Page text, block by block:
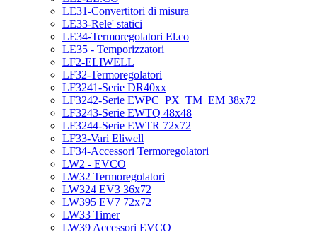
LE31-Convertitori di misura
LE33-Rele' statici
LE34-Termoregolatori El.co
LE35 - Temporizzatori
LF2-ELIWELL
LF32-Termoregolatori
LF3241-Serie DR40xx
LF3242-Serie EWPC_PX_TM_EM 38x72
LF3243-Serie EWTQ 48x48
LF3244-Serie EWTR 72x72
LF33-Vari Eliwell
LF34-Accessori Termoregolatori
LW2 - EVCO
LW32 Termoregolatori
LW324 EV3 36x72
LW395 EV7 72x72
LW33 Timer
LW39 Accessori EVCO